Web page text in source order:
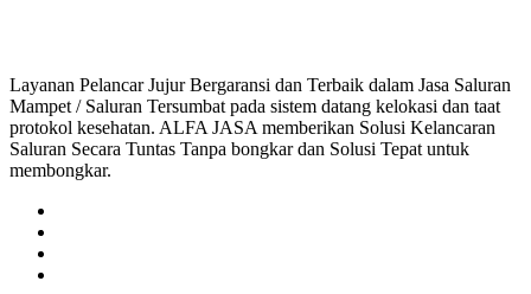
Layanan Pelancar Jujur Bergaransi dan Terbaik dalam Jasa Saluran
Mampet / Saluran Tersumbat pada sistem datang kelokasi dan taat
protokol kesehatan. ALFA JASA memberikan Solusi Kelancaran
Saluran Secara Tuntas Tanpa bongkar dan Solusi Tepat untuk
membongkar.